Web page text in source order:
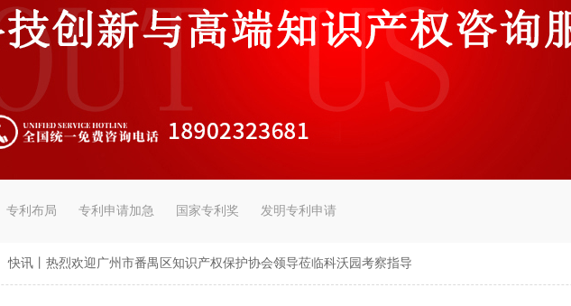
专利布局 专利申请加急 国家专利奖 发明专利申请
快讯丨热烈欢迎广州市番禺区知识产权保护协会领导莅临科沃园考察指导